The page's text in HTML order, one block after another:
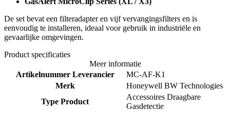
De set bevat een filteradapter en vijf vervangingsfilters en is
eenvoudig te installeren, ideaal voor gebruik in industriële en
gevaarlijke omgevingen.
Product specificaties
Meer informatie
Artikelnummer Leverancier
MC-AF-K1
Merk
Honeywell BW Technologies
Type Product
Accessoires Draagbare
Gasdetectie